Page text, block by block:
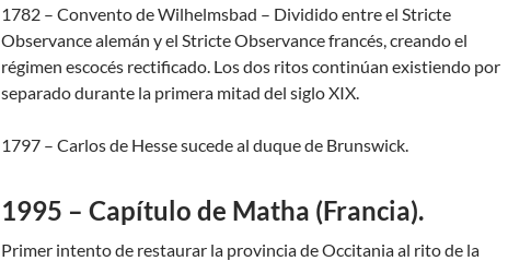
1782 – Convento de Wilhelmsbad – Dividido entre el Stricte
Observance alemán y el Stricte Observance francés, creando el
régimen escocés rectificado. Los dos ritos continúan existiendo por
separado durante la primera mitad del siglo XIX.
1797 – Carlos de Hesse sucede al duque de Brunswick.
1995 – Capítulo de Matha (Francia).
Primer intento de restaurar la provincia de Occitania al rito de la